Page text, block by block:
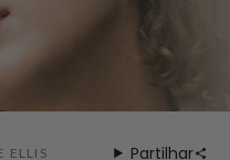
ELLIS Partilhar